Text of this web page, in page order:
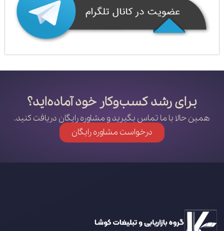
برای رشد کسب‌وکار خود آماده‌اید؟
همین حالا با ما تماس بگیرید و مشاوره رایگان دریافت کنید.
درخواست مشاوره رایگان